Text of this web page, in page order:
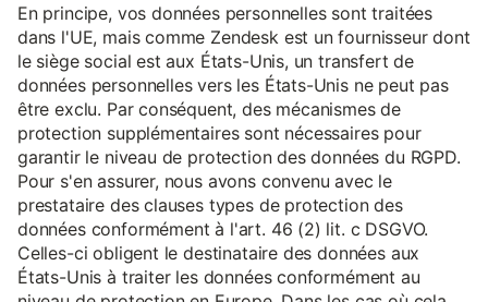
En principe, vos données personnelles sont traitées
dans l'UE, mais comme Zendesk est un fournisseur dont
le siège social est aux États-Unis, un transfert de
données personnelles vers les États-Unis ne peut pas
être exclu. Par conséquent, des mécanismes de
protection supplémentaires sont nécessaires pour
garantir le niveau de protection des données du RGPD.
Pour s'en assurer, nous avons convenu avec le
prestataire des clauses types de protection des
données conformément à l'art. 46 (2) lit. c DSGVO.
Celles-ci obligent le destinataire des données aux
États-Unis à traiter les données conformément au